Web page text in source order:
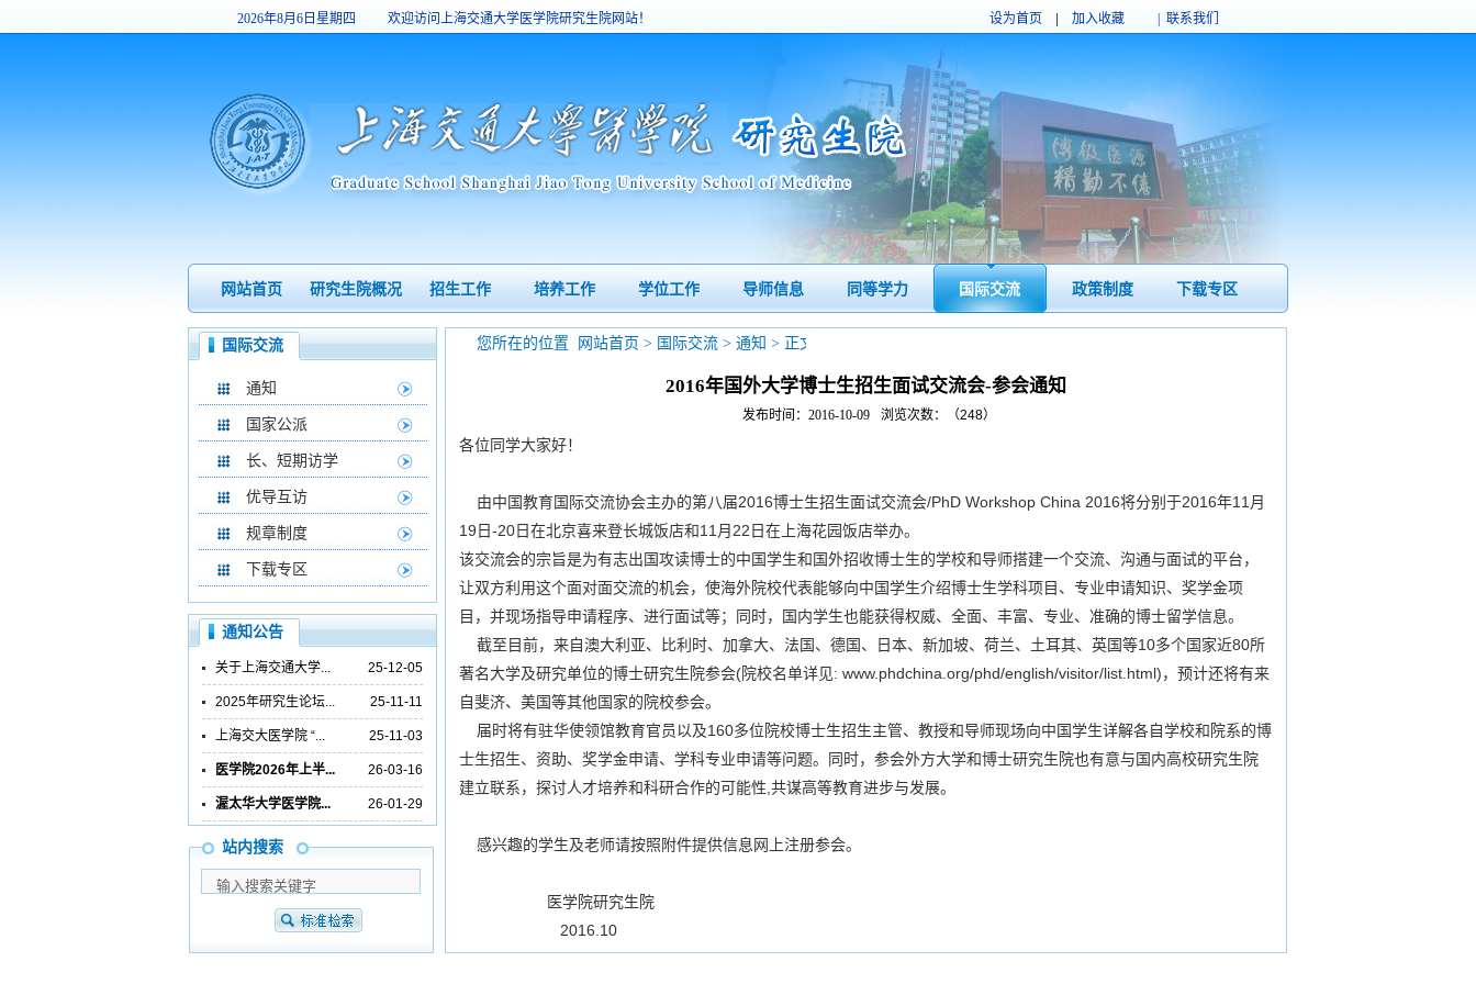
网站首页 研究生院概况 招生工作 培养工作 学位工作 导师信息 同等学力 国际交流 政策制度 下载专区
2026年8月6日星期四
9:10:39
欢迎访问上海交通大学医学院研究生院网站！ 设为首页 加入收藏 | 联系我们
国际交流
通知
国家公派
长、短期访学
优导互访
规章制度
下载专区
2016年国外大学博士生招生面试交流会-参会通知
发布时间：2016-10-09 浏览次数：（248）
各位同学大家好！
由中国教育国际交流协会主办的第八届2016博士生招生面试交流会/PhD Workshop China 2016将分别于2016年11月
19日-20日在北京喜来登长城饭店和11月22日在上海花园饭店举办。
该交流会的宗旨是为有志出国攻读博士的中国学生和国外招收博士生的学校和导师搭建一个交流、沟通与面试的平台，
让双方利用这个面对面交流的机会，使海外院校代表能够向中国学生介绍博士生学科项目、专业申请知识、奖学金项
目，并现场指导申请程序、进行面试等；同时，国内学生也能获得权威、全面、丰富、专业、准确的博士留学信息。
截至目前，来自澳大利亚、比利时、加拿大、法国、德国、日本、新加坡、荷兰、土耳其、英国等10多个国家近80所
著名大学及研究单位的博士研究生院参会(院校名单详见: www.phdchina.org/phd/english/visitor/list.html)，预计还将有来
自斐济、美国等其他国家的院校参会。
届时将有驻华使领馆教育官员以及160多位院校博士生招生主管、教授和导师现场向中国学生详解各自学校和院系的博
士生招生、资助、奖学金申请、学科专业申请等问题。同时，参会外方大学和博士研究生院也有意与国内高校研究生院
建立联系，探讨人才培养和科研合作的可能性,共谋高等教育进步与发展。
感兴趣的学生及老师请按照附件提供信息网上注册参会。
医学院研究生院
2016.10
您所在的位置 网站首页 > 国际交流 > 通知 > 正文
通知公告
关于上海交通大学... 25-12-05
2025年研究生论坛... 25-11-11
上海交大医学院 “... 25-11-03
医学院2026年上半... 26-03-16
渥太华大学医学院... 26-01-29
站内搜索